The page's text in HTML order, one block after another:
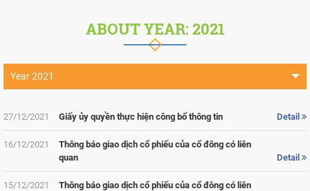
ABOUT YEAR: 2021
Year 2024
Year 2023
Year 2021
27/12/2021 Giấy ủy quyền thực hiện công bố thông tin Detail
16/12/2021
Thông báo giao dịch cổ phiếu của cổ đông có liên
quan
Detail
15/12/2021
Thông báo giao dịch cổ phiếu của cổ đông có liên